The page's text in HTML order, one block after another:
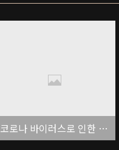
코로나 바이러스로 인한 온라인 진단 사이트 연장 및 인강 사이트 오픈